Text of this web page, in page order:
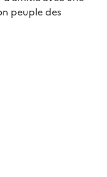
peuple des